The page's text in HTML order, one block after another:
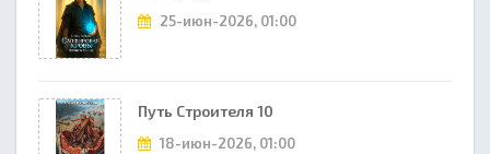
25-июн-2026, 01:00
Путь Строителя 10
18-июн-2026, 01:00